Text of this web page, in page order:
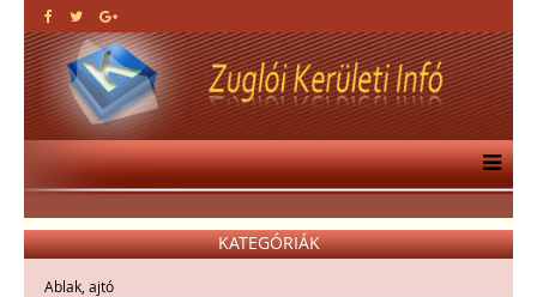
KATEGÓRIÁK
Ablak, ajtó